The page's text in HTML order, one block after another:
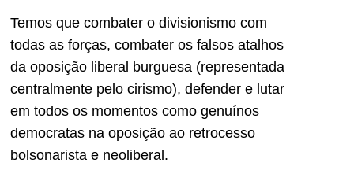
Temos que combater o divisionismo com
todas as forças, combater os falsos atalhos
da oposição liberal burguesa (representada
centralmente pelo cirismo), defender e lutar
em todos os momentos como genuínos
democratas na oposição ao retrocesso
bolsonarista e neoliberal.